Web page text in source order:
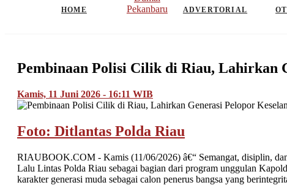
HOME
Pekanbaru
ADVERTORIAL
Pembinaan Polisi Cilik di Riau, Lahirkan
Kamis, 11 Juni 2026 - 16:11 WIB
Foto: Ditlantas Polda Riau
RIAUBOOK.COM - Kamis (11/06/2026) â€“ Semangat, disiplin,
Lalu Lintas Polda Riau sebagai bagian dari program unggulan
karakter generasi muda sebagai calon penerus bangsa yang